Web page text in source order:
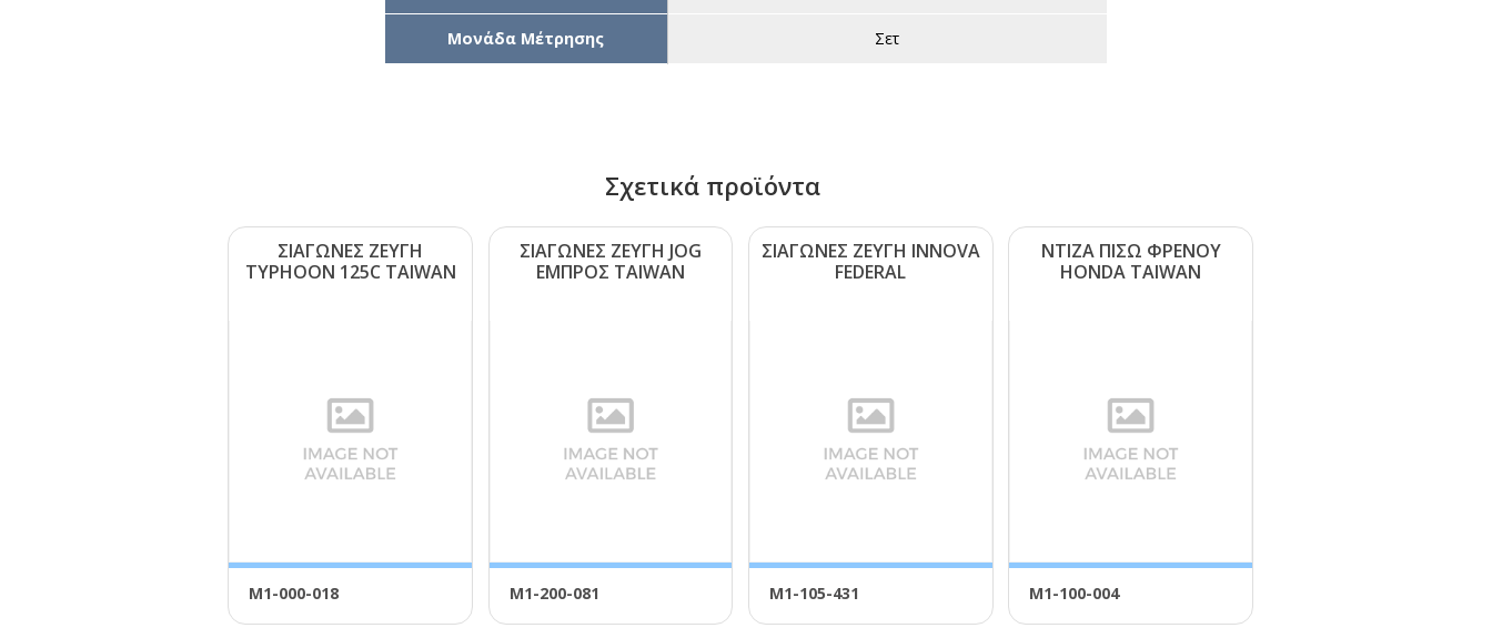
Μονάδα Μέτρησης Σετ
Σχετικά προϊόντα
ΣΙΑΓΩΝΕΣ ΖΕΥΓΗ
ΤΥΡΗΟΟΝ 125C ΤΑΙWΑΝ
Μ1-000-018
ΣΙΑΓΩΝΕΣ ΖΕΥΓΗ JΟG
ΕΜΠΡΟΣ ΤΑΙWΑΝ
Μ1-200-081
ΣΙΑΓΩΝΕΣ ΖΕΥΓΗ ΙΝΝΟVΑ
FΕDΕRΑL
Μ1-105-431
ΝΤΙΖΑ ΠΙΣΩ ΦΡΕΝΟΥ
ΗΟΝDΑ ΤΑΙWΑΝ
Μ1-100-004